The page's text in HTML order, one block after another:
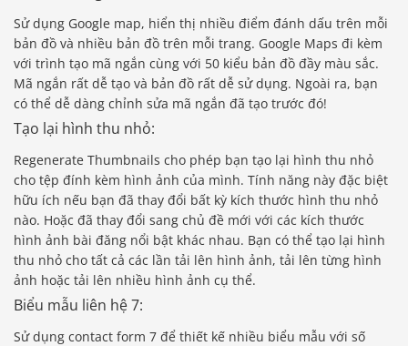
Sử dụng Google map, hiển thị nhiều điểm đánh dấu trên mỗi
bản đồ và nhiều bản đồ trên mỗi trang. Google Maps đi kèm
với trình tạo mã ngắn cùng với 50 kiểu bản đồ đầy màu sắc.
Mã ngắn rất dễ tạo và bản đồ rất dễ sử dụng. Ngoài ra, bạn
có thể dễ dàng chỉnh sửa mã ngắn đã tạo trước đó!
Tạo lại hình thu nhỏ:
Regenerate Thumbnails cho phép bạn tạo lại hình thu nhỏ
cho tệp đính kèm hình ảnh của mình. Tính năng này đặc biệt
hữu ích nếu bạn đã thay đổi bất kỳ kích thước hình thu nhỏ
nào. Hoặc đã thay đổi sang chủ đề mới với các kích thước
hình ảnh bài đăng nổi bật khác nhau. Bạn có thể tạo lại hình
thu nhỏ cho tất cả các lần tải lên hình ảnh, tải lên từng hình
ảnh hoặc tải lên nhiều hình ảnh cụ thể.
Biểu mẫu liên hệ 7:
Sử dụng contact form 7 để thiết kế nhiều biểu mẫu với số